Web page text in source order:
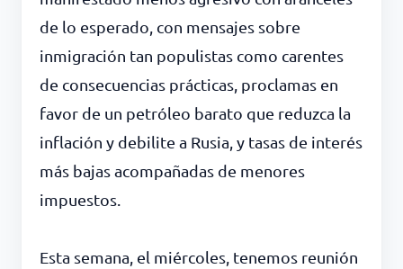
de lo esperado, con mensajes sobre
inmigración tan populistas como carentes
de consecuencias prácticas, proclamas en
favor de un petróleo barato que reduzca la
inflación y debilite a Rusia, y tasas de interés
más bajas acompañadas de menores
impuestos.
Esta semana, el miércoles, tenemos reunión